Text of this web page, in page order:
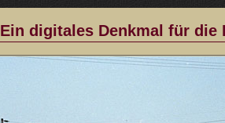
Ein digitales Denkmal für die